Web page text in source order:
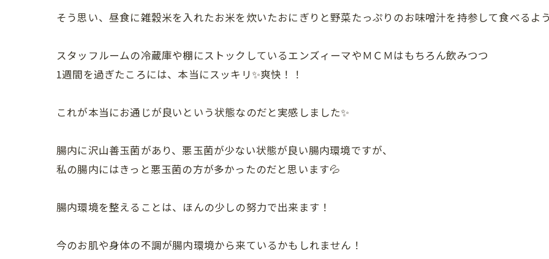
そう思い、昼食に雑穀米を入れたお米を炊いたおにぎりと野菜たっぷりのお味噌汁を持参して食べるよ
スタッフルームの冷蔵庫や棚にストックしているエンズィーマやＭＣＭはもちろん飲みつつ
1週間を過ぎたころには、本当にスッキリ✨爽快！！
これが本当にお通じが良いという状態なのだと実感しました✨
腸内に沢山善玉菌があり、悪玉菌が少ない状態が良い腸内環境ですが、
私の腸内にはきっと悪玉菌の方が多かったのだと思います💦
腸内環境を整えることは、ほんの少しの努力で出来ます！
今のお肌や身体の不調が腸内環境から来ているかもしれません！